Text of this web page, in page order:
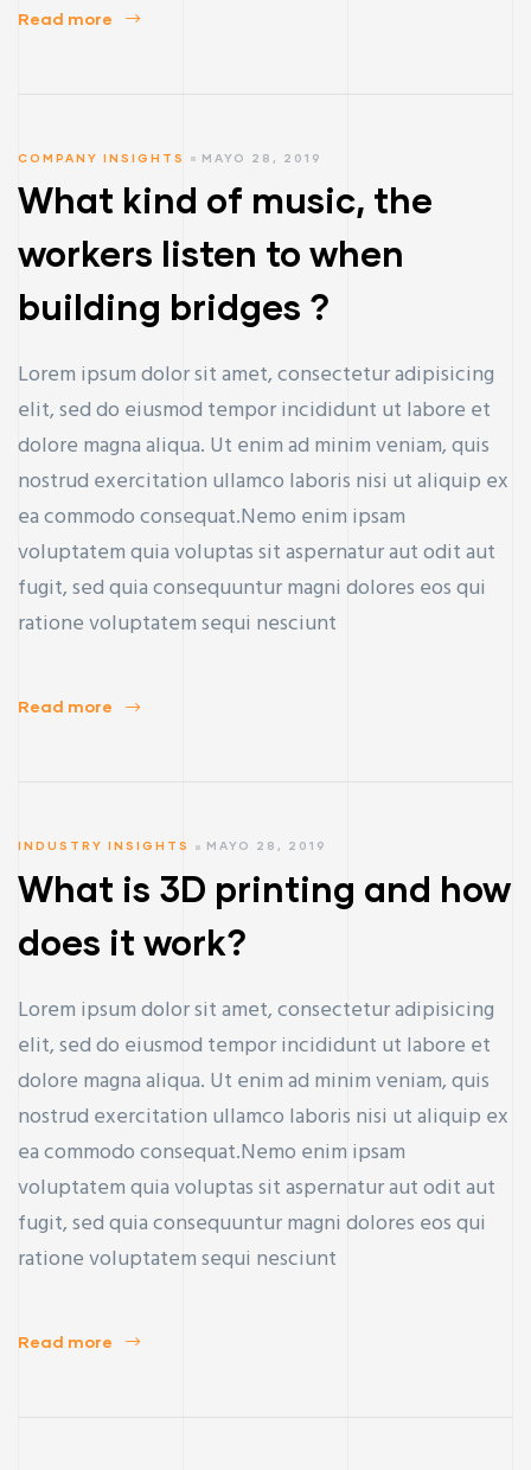
Read more
COMPANY INSIGHTS MAYO 28, 2019
What kind of music, the
workers listen to when
building bridges ?
Lorem ipsum dolor sit amet, consectetur adipisicing
elit, sed do eiusmod tempor incididunt ut labore et
dolore magna aliqua. Ut enim ad minim veniam, quis
nostrud exercitation ullamco laboris nisi ut aliquip ex
ea commodo consequat.Nemo enim ipsam
voluptatem quia voluptas sit aspernatur aut odit aut
fugit, sed quia consequuntur magni dolores eos qui
ratione voluptatem sequi nesciunt
Read more
INDUSTRY INSIGHTS MAYO 28, 2019
What is 3D printing and how
does it work?
Lorem ipsum dolor sit amet, consectetur adipisicing
elit, sed do eiusmod tempor incididunt ut labore et
dolore magna aliqua. Ut enim ad minim veniam, quis
nostrud exercitation ullamco laboris nisi ut aliquip ex
ea commodo consequat.Nemo enim ipsam
voluptatem quia voluptas sit aspernatur aut odit aut
fugit, sed quia consequuntur magni dolores eos qui
ratione voluptatem sequi nesciunt
Read more